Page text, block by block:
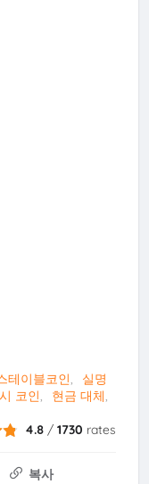
테이블코인
실명
코인
현금 대체
4.8 /1730 rates
복사